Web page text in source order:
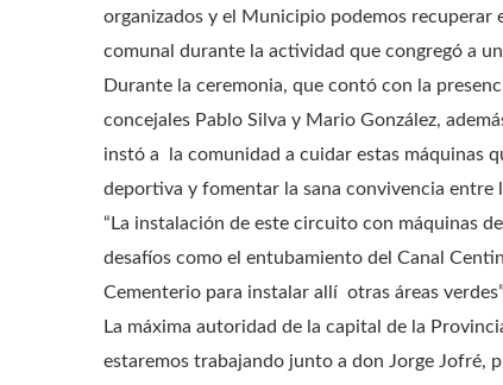
organizados y el Municipio podemos recuperar
comunal durante la actividad que congregó a
Durante la ceremonia, que contó con la
concejales Pablo Silva y Mario González,
instó a la comunidad a cuidar estas máquinas
deportiva y fomentar la sana convivencia entre
“La instalación de este circuito con máquinas
desafíos como el entubamiento del Canal
Cementerio para instalar allí otras áreas
La máxima autoridad de la capital de la
estaremos trabajando junto a don Jorge Jofré,